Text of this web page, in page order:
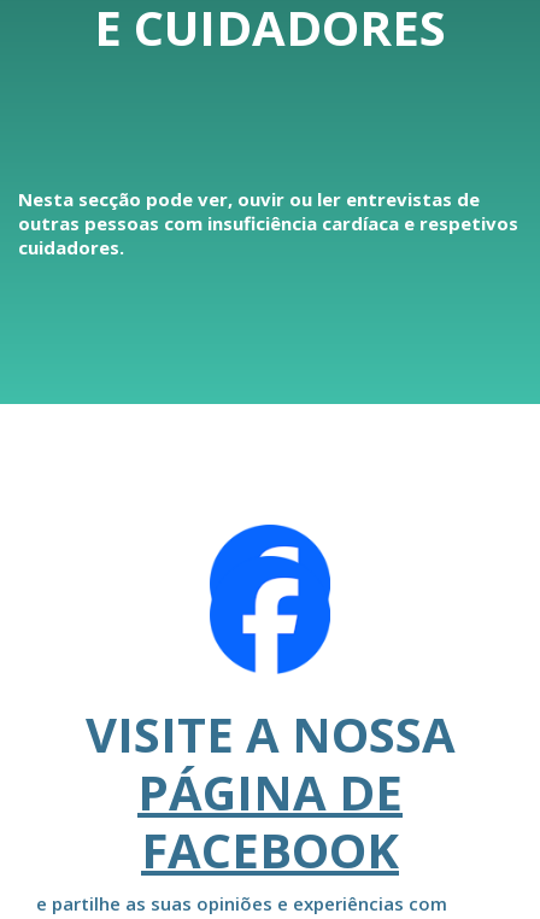
E CUIDADORES
Nesta secção pode ver, ouvir ou ler entrevistas de
outras pessoas com insuficiência cardíaca e respetivos
cuidadores.
VISITE A NOSSA
PÁGINA DE
FACEBOOK
e partilhe as suas opiniões e experiências com